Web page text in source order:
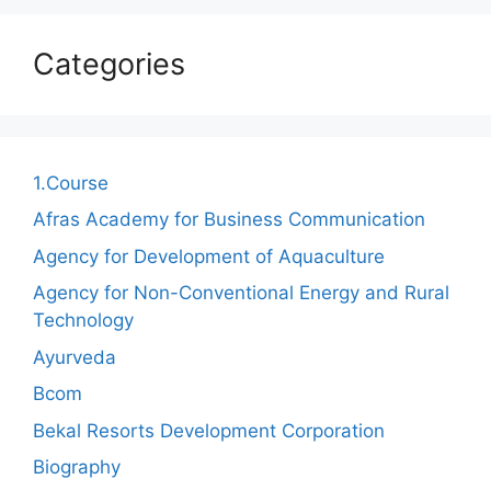
Categories
1.Course
Afras Academy for Business Communication
Agency for Development of Aquaculture
Agency for Non-Conventional Energy and Rural
Technology
Ayurveda
Bcom
Bekal Resorts Development Corporation
Biography